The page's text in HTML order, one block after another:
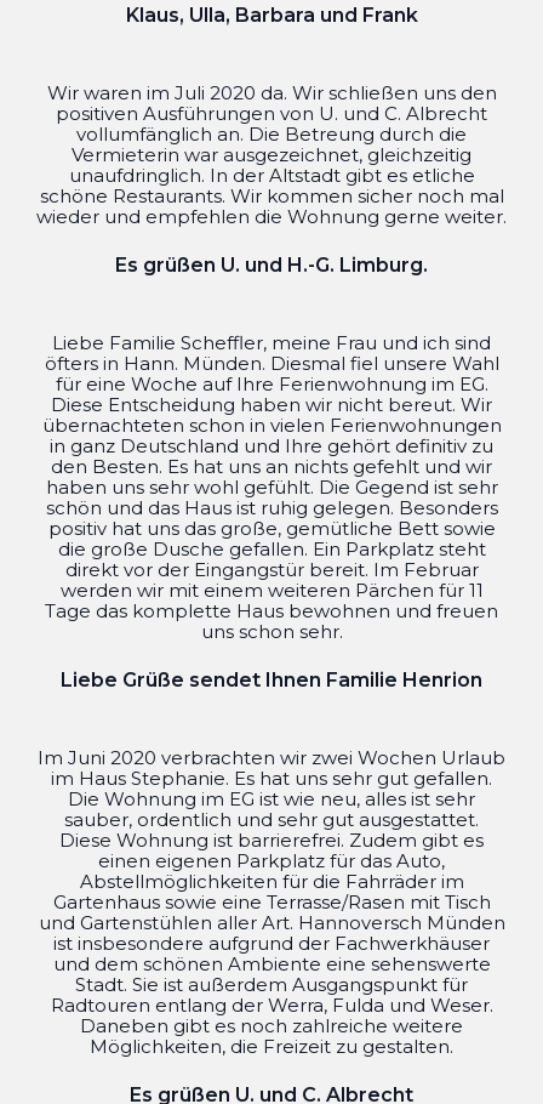
Klaus, Ulla, Barbara und Frank
Wir waren im Juli 2020 da. Wir schließen uns den
positiven Ausführungen von U. und C. Albrecht
vollumfänglich an. Die Betreung durch die
Vermieterin war ausgezeichnet, gleichzeitig
unaufdringlich. In der Altstadt gibt es etliche
schöne Restaurants. Wir kommen sicher noch mal
wieder und empfehlen die Wohnung gerne weiter.
Es grüßen U. und H.-G. Limburg.
Liebe Familie Scheffler, meine Frau und ich sind
öfters in Hann. Münden. Diesmal fiel unsere Wahl
für eine Woche auf Ihre Ferienwohnung im EG.
Diese Entscheidung haben wir nicht bereut. Wir
übernachteten schon in vielen Ferienwohnungen
in ganz Deutschland und Ihre gehört definitiv zu
den Besten. Es hat uns an nichts gefehlt und wir
haben uns sehr wohl gefühlt. Die Gegend ist sehr
schön und das Haus ist ruhig gelegen. Besonders
positiv hat uns das große, gemütliche Bett sowie
die große Dusche gefallen. Ein Parkplatz steht
direkt vor der Eingangstür bereit. Im Februar
werden wir mit einem weiteren Pärchen für 11
Tage das komplette Haus bewohnen und freuen
uns schon sehr.
Liebe Grüße sendet Ihnen Familie Henrion
Im Juni 2020 verbrachten wir zwei Wochen Urlaub
im Haus Stephanie. Es hat uns sehr gut gefallen.
Die Wohnung im EG ist wie neu, alles ist sehr
sauber, ordentlich und sehr gut ausgestattet.
Diese Wohnung ist barrierefrei. Zudem gibt es
einen eigenen Parkplatz für das Auto,
Abstellmöglichkeiten für die Fahrräder im
Gartenhaus sowie eine Terrasse/Rasen mit Tisch
und Gartenstühlen aller Art. Hannoversch Münden
ist insbesondere aufgrund der Fachwerkhäuser
und dem schönen Ambiente eine sehenswerte
Stadt. Sie ist außerdem Ausgangspunkt für
Radtouren entlang der Werra, Fulda und Weser.
Daneben gibt es noch zahlreiche weitere
Möglichkeiten, die Freizeit zu gestalten.
Es grüßen U. und C. Albrecht